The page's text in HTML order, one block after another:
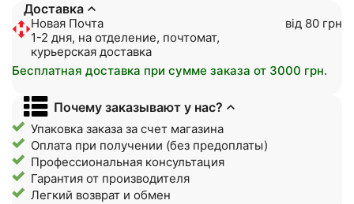
Доставка
Новая Почта
1-2 дня, на отделение, почтомат,
курьерская доставка
від 80 грн
Бесплатная доставка при сумме заказа от 3000 грн.
Почему заказывают у нас?
Упаковка заказа за счет магазина
Оплата при получении (без предоплаты)
Профессиональная консультация
Гарантия от производителя
Легкий возврат и обмен